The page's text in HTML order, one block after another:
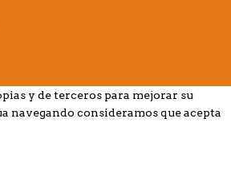
y de terceros para mejorar su
navegando consideramos que acepta